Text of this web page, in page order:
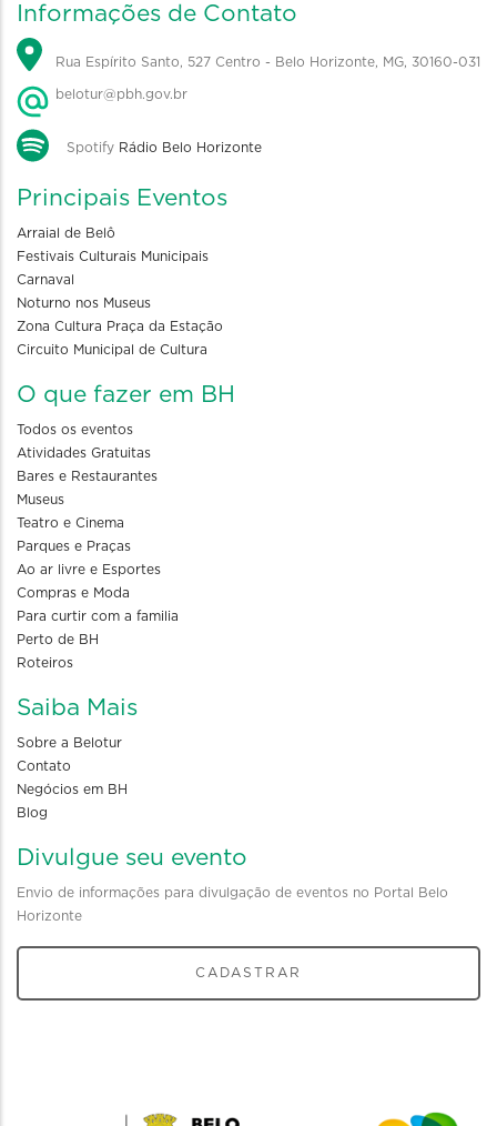
Informações de Contato
Rua Espírito Santo, 527 Centro - Belo Horizonte, MG, 30160-031
belotur@pbh.gov.br
Spotify Rádio Belo Horizonte
Principais Eventos
Arraial de Belô
Festivais Culturais Municipais
Carnaval
Noturno nos Museus
Zona Cultura Praça da Estação
Circuito Municipal de Cultura
O que fazer em BH
Todos os eventos
Atividades Gratuitas
Bares e Restaurantes
Museus
Teatro e Cinema
Parques e Praças
Ao ar livre e Esportes
Compras e Moda
Para curtir com a familia
Perto de BH
Roteiros
Saiba Mais
Sobre a Belotur
Contato
Negócios em BH
Blog
Divulgue seu evento
Envio de informações para divulgação de eventos no Portal Belo
Horizonte
CADASTRAR